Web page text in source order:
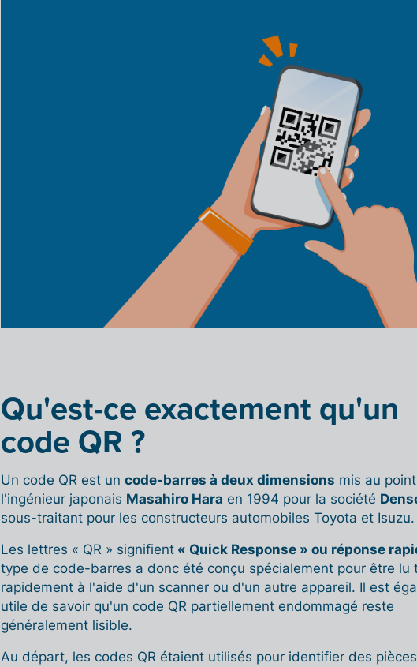
Qu'est-ce exactement qu'un
code QR ?
Un code QR est un code-barres à deux dimensions mis au
l'ingénieur japonais Masahiro Hara en 1994 pour la société
sous-traitant pour les constructeurs automobiles Toyota et Isuzu.
Les lettres « QR » signifient « Quick Response » ou réponse
type de code-barres a donc été conçu spécialement pour être lu
rapidement à l'aide d'un scanner ou d'un autre appareil. Il est
utile de savoir qu'un code QR partiellement endommagé reste
généralement lisible.
Au départ, les codes QR étaient utilisés pour identifier des pièces